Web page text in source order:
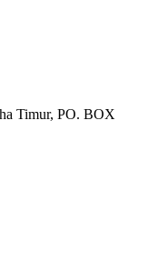
Timur, PO. BOX